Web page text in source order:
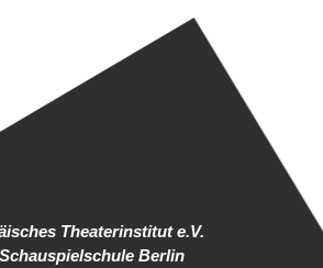
Theaterinstitut e.V.
Berlin